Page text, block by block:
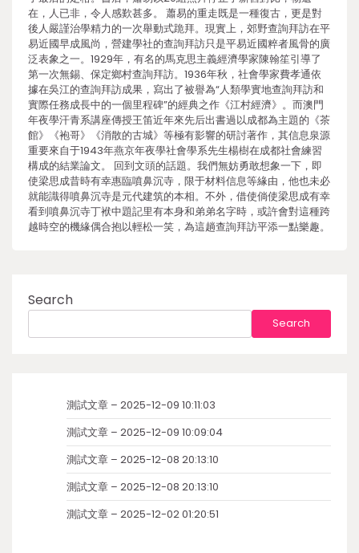
在，人已非，令人感歎甚多。 蕭易的重走既是一種復古，更是對
後人嚴謹治學精力的一次舉動式跪拜。現實上，郊野查詢拜訪在平
易近國早成風尚，營建學社的查詢拜訪只是平易近國粹者風骨的廣
泛表象之一。1929年，有名的馬克思主義經濟學家陳翰笙引導了
第一次無錫、保定鄉村查詢拜訪。1936年秋，社會學家費孝通依
據在吳江的查詢拜訪成果，寫出了被譽為“人類學實地查詢拜訪和
實際任務成長中的一個里程碑”的經典之作《江村經濟》。而澳門
年夜學汗青系講座傳授王笛近年來先后出書過以成都為主題的《茶
館》《袍哥》《消散的古城》等極有影響的研討著作，其信息泉源
重要來自于1943年燕京年夜學社會學系先生楊樹在成都社會練習
構成的結業論文。 回到文頭的話題。我們無妨勇敢想象一下，即
使梁思成昔時有幸惠臨噴鼻沉寺，限于材料信息等緣由，他也未必
就能識得噴鼻沉寺是元代建筑的本相。不外，借使倘使梁思成有幸
看到噴鼻沉寺丁袱中題記里有本身和弟弟名字時，或許會對這種跨
越時空的機緣偶合抱以輕松一笑，為這趟查詢拜訪平添一點樂趣。
Search
Search
測試文章 – 2025-12-09 10:11:03
測試文章 – 2025-12-09 10:09:04
測試文章 – 2025-12-08 20:13:10
測試文章 – 2025-12-08 20:13:10
測試文章 – 2025-12-02 01:20:51